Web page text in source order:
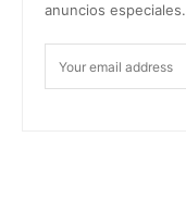
anuncios especiales.